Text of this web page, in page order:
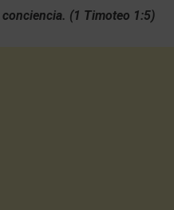
(1 Timoteo 1:5)